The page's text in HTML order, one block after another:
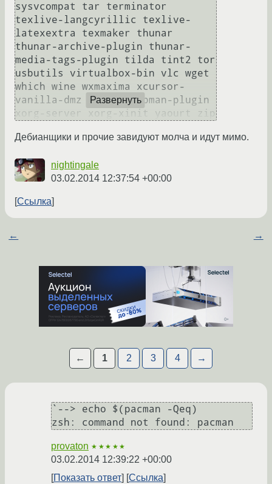
sysvcompat tar terminator
texlive-langcyrillic texlive-
latexextra texmaker thunar
thunar-archive-plugin thunar-
media-tags-plugin tilda tint2 tor
usbutils virtualbox-bin vlc wget
which wine wxmaxima xcursor-
vanilla-dmz xfce4-clipman-plugin
xorg-server xorg-xinit yaourt zip
Развернуть
Дебианщики и прочие завидуют молча и идут мимо.
nightingale
03.02.2014 12:37:54 +00:00
Ссылка
← →
← 1 2 3 4 →
`--> echo $(pacman -Qeq)
provaton ★★★★★
03.02.2014 12:39:22 +00:00
Показать ответ
Ссылка